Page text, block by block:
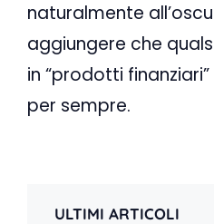
naturalmente
aggiungere che
in “prodotti
per sempre.
ULTIMI ARTICOLI